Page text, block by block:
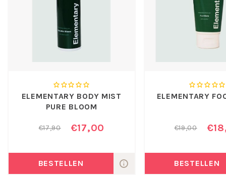
ELEMENTARY BODY MIST
PURE BLOOM
€17,90 €17,00
BESTELLEN
ELEMENTARY
€19,00
BESTELLEN